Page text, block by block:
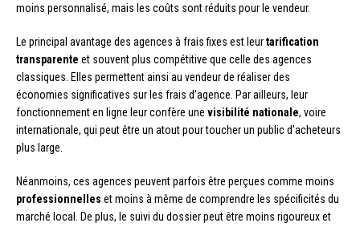
moins personnalisé, mais les coûts sont réduits pour le vendeur.
Le principal avantage des agences à frais fixes est leurtarification
transparente et souvent plus compétitive que celle des agences
classiques. Elles permettent ainsi au vendeur de réaliser des
économies significatives sur les frais d’agence. Par ailleurs, leur
fonctionnement en ligne leur confère une visibilité nationale, voire
internationale, qui peut être un atout pour toucher un public d’acheteurs
plus large.
Néanmoins, ces agences peuvent parfois être perçues comme moins
professionnelles et moins à même de comprendre les spécificités du
marché local. De plus, le suivi du dossier peut être moins rigoureux et